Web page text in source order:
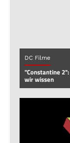
DC Filme
"Constantine
wir wissen